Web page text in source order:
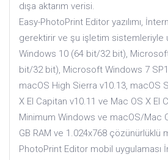
dışa aktarım verisi.
Easy-PhotoPrint Editor yazılımı,
gerektirir ve şu işletim sistemleriyle
Windows 10 (64 bit/32 bit),
bit/32 bit), Microsoft Windows 7
macOS High Sierra v10.13, macOS
X El Capitan v10.11 ve Mac OS X El
Minimum Windows ve macOS/Mac
GB RAM ve 1.024x768 çözünürlüklü
PhotoPrint Editor mobil uygulaması